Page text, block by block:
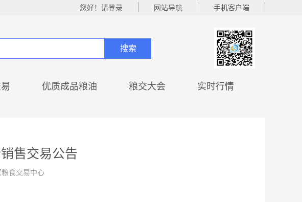
手机客户端
网站导航
您好！请登录
搜索
优质成品粮油 粮交大会 实时行情
售交易公告
粮食交易中心